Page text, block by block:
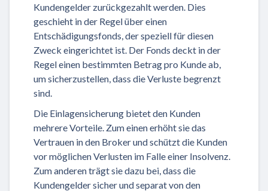
Kundengelder zurückgezahlt werden. Dies
geschieht in der Regel über einen
Entschädigungsfonds, der speziell für diesen
Zweck eingerichtet ist. Der Fonds deckt in der
Regel einen bestimmten Betrag pro Kunde ab,
um sicherzustellen, dass die Verluste begrenzt
sind.
Die Einlagensicherung bietet den Kunden
mehrere Vorteile. Zum einen erhöht sie das
Vertrauen in den Broker und schützt die Kunden
vor möglichen Verlusten im Falle einer Insolvenz.
Zum anderen trägt sie dazu bei, dass die
Kundengelder sicher und separat von den